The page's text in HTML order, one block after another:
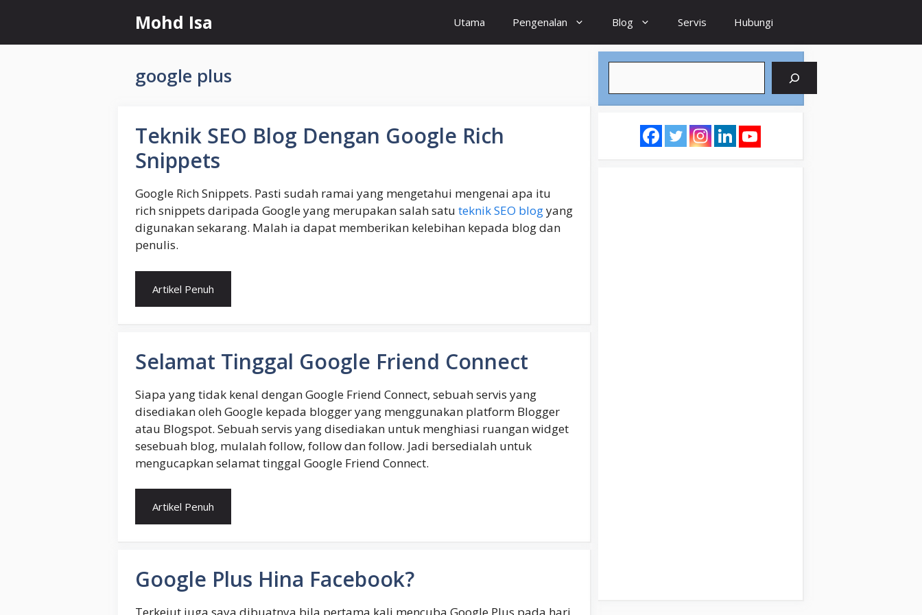
content
Mohd Isa Utama Pengenalan Blog Servis Hubungi
google plus
Teknik SEO Blog Dengan Google Rich
Snippets
Google Rich Snippets. Pasti sudah ramai yang mengetahui mengenai apa itu
rich snippets daripada Google yang merupakan salah satu teknik SEO blogyang
digunakan sekarang. Malah ia dapat memberikan kelebihan kepada blog dan
penulis.
Artikel Penuh
Selamat Tinggal Google Friend Connect
Siapa yang tidak kenal dengan Google Friend Connect, sebuah servis yang
disediakan oleh Google kepada blogger yang menggunakan platform Blogger
atau Blogspot. Sebuah servis yang disediakan untuk menghiasi ruangan widget
sesebuah blog, mulalah follow, follow dan follow. Jadi bersedialah untuk
mengucapkan selamat tinggal Google Friend Connect.
Artikel Penuh
Google Plus Hina Facebook?